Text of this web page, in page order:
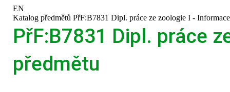
Přeskočit
horní
lištu
Přeskočit
hlavičku
Přeskočit
obsah
Přeskočit
patičku
EN
>
Katalog předmětů >
PřF:B7831 Dipl. práce ze zoologie I -
PřF:B7831 Dipl. práce
předmětu